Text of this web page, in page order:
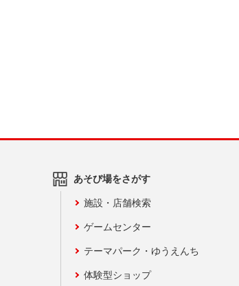
あそび場をさがす
施設・店舗検索
ゲームセンター
テーマパーク・ゆうえんち
体験型ショップ